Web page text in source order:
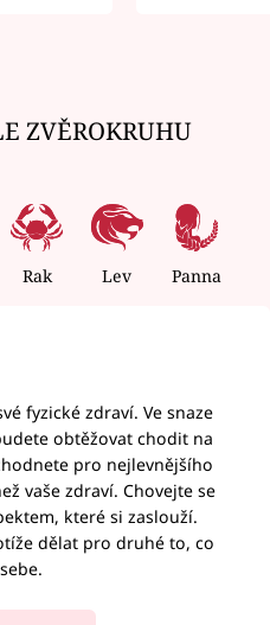
ZVĚROKRUHU
Rak Lev Panna
fyzické zdraví. Ve snaze
obtěžovat chodit na
pro nejlevnějšího
vaše zdraví. Chovejte se
které si zaslouží.
dělat pro druhé to, co